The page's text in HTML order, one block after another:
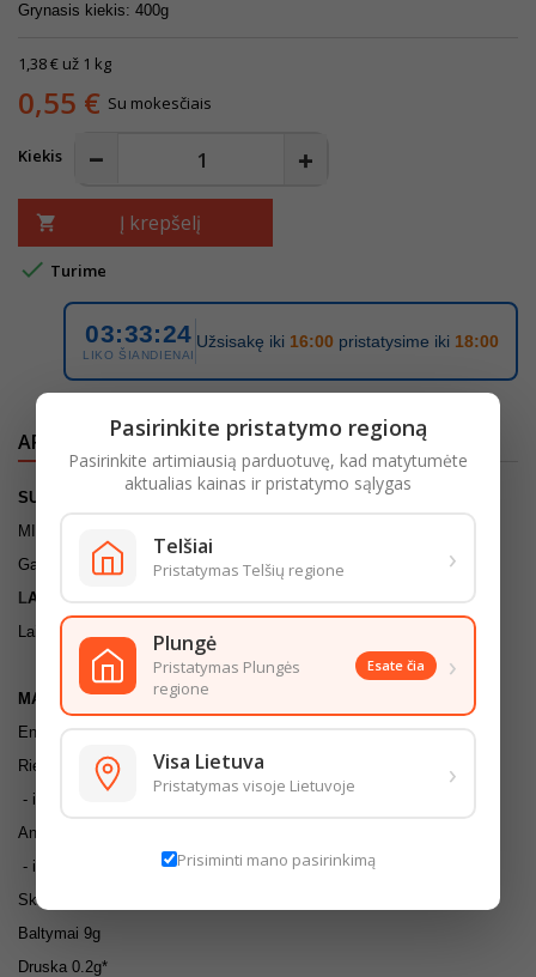
Grynasis kiekis: 400g
1,38 € už 1 kg
0,55 € Su mokesčiais
Kiekis
 Į krepšelį
 Turime
03:33:24
LIKO ŠIANDIENAI
Užsisakę iki 16:00 pristatysime iki 18:00
APRAŠYMAS IŠSAMI PREKĖS INFORMACIJA
SUDEDAMOSIOS
MIEŽIŲ dribsniai
Galimi GLITIMO pėdsakai.
LAI
Laikyti sausose, švariose, gerai vėdinamose patalpose.
MAISTINGUMO VERTĖ (100G)
Energinė vertė 1430/339kcal
Riebalai 2g
- iš kurių sočiųjų riebalų rūgščių 0,3g
Angliavandeniai 66g
- iš kurių cukrų 0,3g
Skaidulinės medžiagos 10,4g
Baltymai 9g
Druska 0.2g*
Pasirinkite pristatymo regioną
Pasirinkite artimiausią parduotuvę, kad matytumėte
aktualias kainas ir pristatymo sąlygas
Telšiai
Pristatymas Telšių regione ›
Plungė
Pristatymas Plungės
regione
Esate čia ›
Visa Lietuva
Pristatymas visoje Lietuvoje ›
Prisiminti mano pasirinkimą